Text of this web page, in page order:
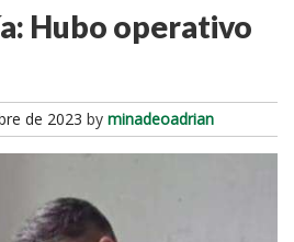
Hubo operativo
de 2023 by minadeoadrian